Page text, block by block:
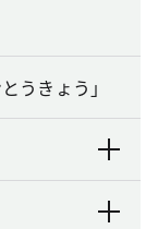
うきょう」